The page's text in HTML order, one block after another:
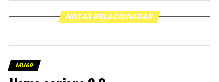
NOTAS RELACIONADAS
MU69